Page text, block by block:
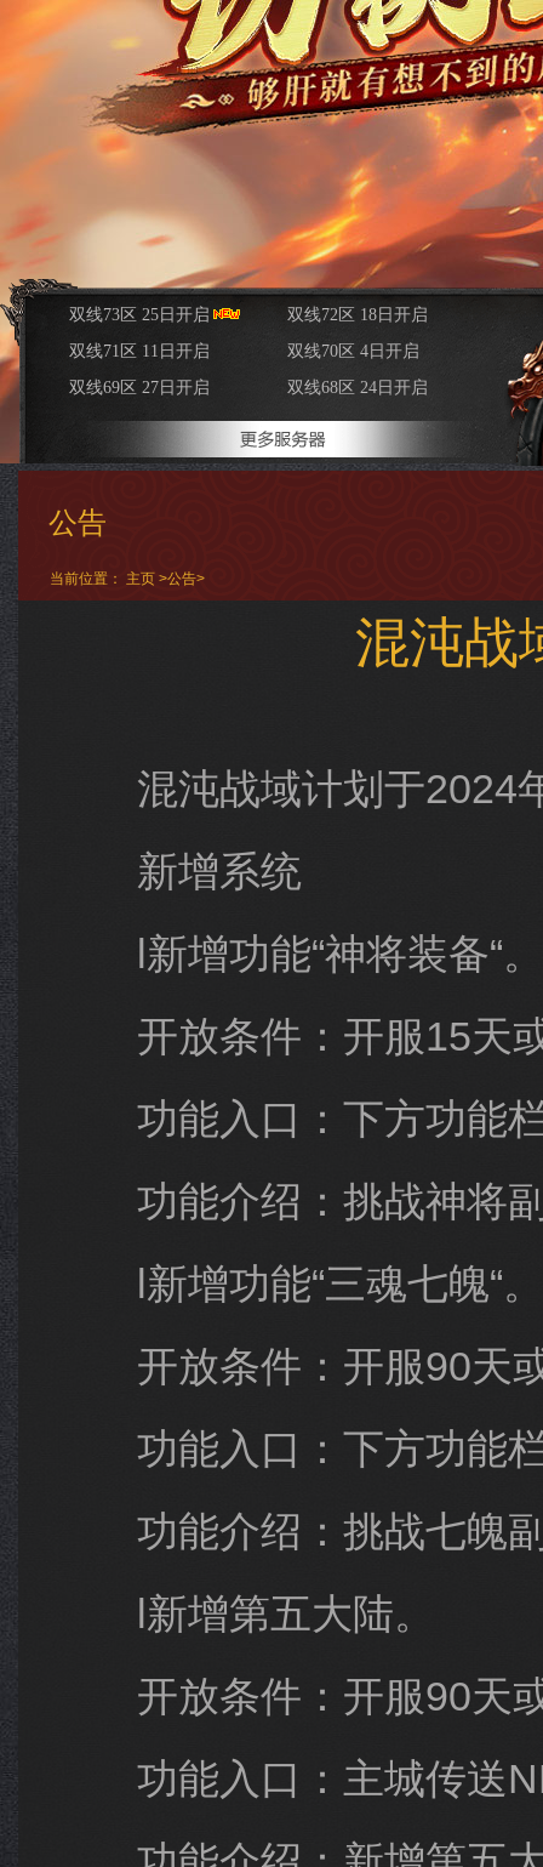
双线73区 25日开启
火爆新区
双线72区 18日开启
火爆开启
双线71区 11日开启
火爆开启
双线70区 4日开启
火爆开启
双线69区 27日开启
火爆开启
双线68区 24日开启
火爆开启
公告
当前位置： 主页 >公告>
混沌战
混沌战域计划于2024
新增系统
l新增功能“神将装备“。
开放条件：开服15天
功能入口：下方功能栏
功能介绍：挑战神将副
l新增功能“三魂七魄“。
开放条件：开服90天
功能入口：下方功能栏
功能介绍：挑战七魄副
l新增第五大陆。
开放条件：开服90天
功能入口：主城传送